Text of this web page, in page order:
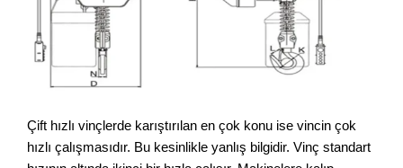
Çift hızlı vinçlerde karıştırılan en çok konu ise vincin çok
hızlı çalışmasıdır. Bu kesinlikle yanlış bilgidir. Vinç standart